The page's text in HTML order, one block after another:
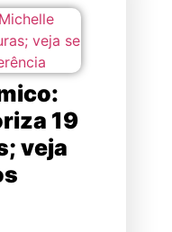
19
veja